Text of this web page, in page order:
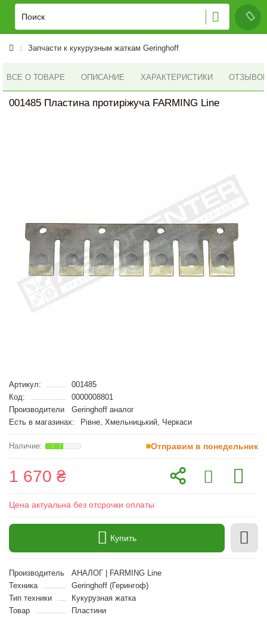
Запчасти к кукурузным жаткам Geringhoff
ВСЕ О ТОВАРЕ ОПИСАНИЕ ХАРАКТЕРИСТИКИ ОТЗЫВОВ
001485 Пластина протиріжуча FARMING Line
Артикул:
001485
Код:
0000008801
Производители
Geringhoff аналог
Есть в магазинах:
Рівне, Хмельницький, Черкаси
Отправим в понедельник
1 670 ₴
Цена актуальна без отсрочки оплаты
Купить
Производитель
АНАЛОГ | FARMING Line
Техника
Geringhoff (Герингоф)
Тип техники
Кукурузная жатка
Товар
Пластини